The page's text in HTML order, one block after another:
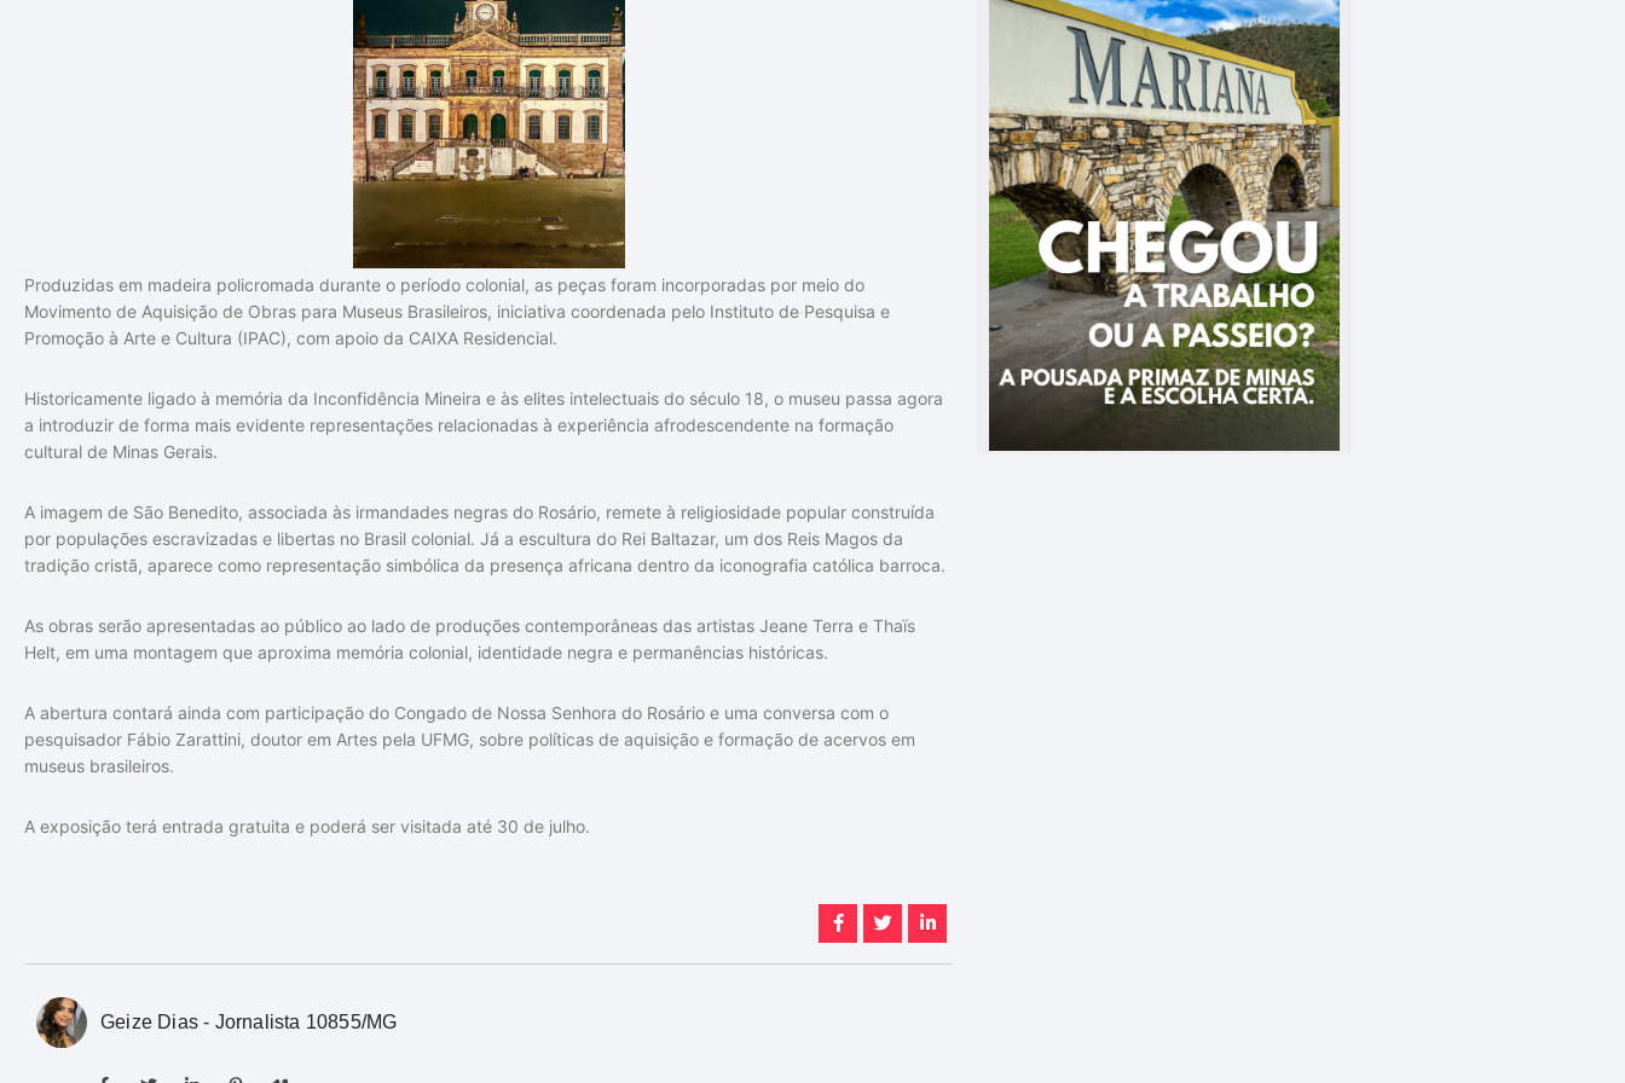
Produzidas em madeira policromada durante o período colonial, as peças foram incorporadas por meio do
Movimento de Aquisição de Obras para Museus Brasileiros, iniciativa coordenada pelo Instituto de Pesquisa e
Promoção à Arte e Cultura (IPAC), com apoio da CAIXA Residencial.
Historicamente ligado à memória da Inconfidência Mineira e às elites intelectuais do século 18, o museu passa agora
a introduzir de forma mais evidente representações relacionadas à experiência afrodescendente na formação
cultural de Minas Gerais.
A imagem de São Benedito, associada às irmandades negras do Rosário, remete à religiosidade popular construída
por populações escravizadas e libertas no Brasil colonial. Já a escultura do Rei Baltazar, um dos Reis Magos da
tradição cristã, aparece como representação simbólica da presença africana dentro da iconografia católica barroca.
As obras serão apresentadas ao público ao lado de produções contemporâneas das artistas Jeane Terra e Thaïs
Helt, em uma montagem que aproxima memória colonial, identidade negra e permanências históricas.
A abertura contará ainda com participação do Congado de Nossa Senhora do Rosário e uma conversa com o
pesquisador Fábio Zarattini, doutor em Artes pela UFMG, sobre políticas de aquisição e formação de acervos em
museus brasileiros.
A exposição terá entrada gratuita e poderá ser visitada até 30 de julho.
Geize Dias - Jornalista 10855/MG